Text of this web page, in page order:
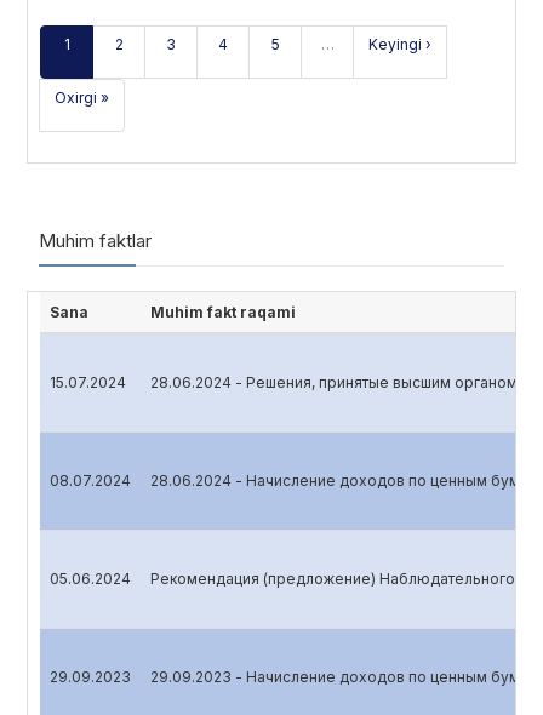
1 2 3 4 5 … Keyingi ›
Oxirgi »
Muhim faktlar
Sana Muhim fakt raqami
15.07.2024 28.06.2024 - Решения, принятые высшим органом
08.07.2024 28.06.2024 - Начисление доходов по ценным
05.06.2024 Рекомендация (предложение) Наблюдательного
29.09.2023 29.09.2023 - Начисление доходов по ценным